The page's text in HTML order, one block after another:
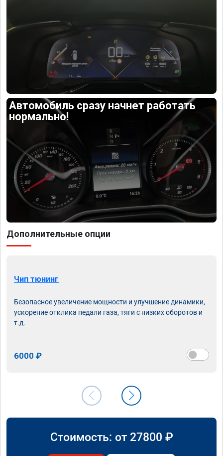
Автомобиль сразу начнет работать
нормально!
Дополнительные опции
Чип тюнинг
Безопасное увеличение мощности и улучшение динамики,
ускорение отклика педали газа, тяги с низких оборотов и
т.д.
6000 ₽
Стоимость: от 27800 ₽